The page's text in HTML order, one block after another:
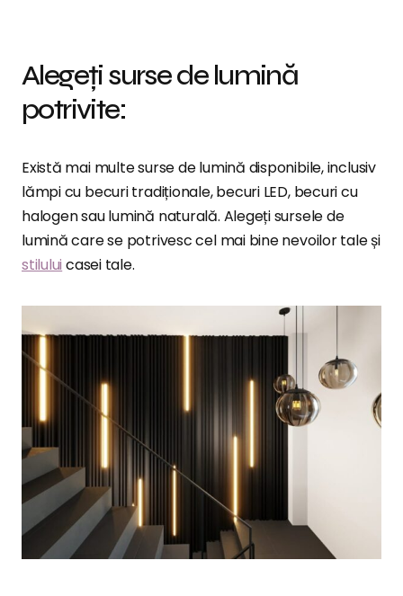
Alegeți surse de lumină
potrivite:
Există mai multe surse de lumină disponibile, inclusiv
lămpi cu becuri tradiționale, becuri LED, becuri cu
halogen sau lumină naturală. Alegeți sursele de
lumină care se potrivesc cel mai bine nevoilor tale și
stilului casei tale.